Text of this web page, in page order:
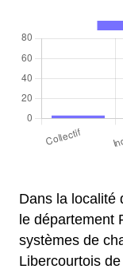
Dans la localité
le département
systèmes de
Libercourtois